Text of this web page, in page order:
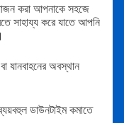
করা আপনাকে সহজে
সাহায্য করে যাতে আপনি
যানবাহনের অবস্থান
ডাউনটাইম কমাতে